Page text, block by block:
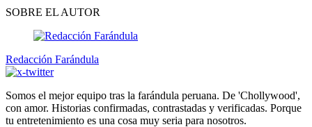
SOBRE EL AUTOR
Redacción Farándula
Somos el mejor equipo tras la farándula peruana. De 'Chollywood',
con amor. Historias confirmadas, contrastadas y verificadas. Porque
tu entretenimiento es una cosa muy seria para nosotros.